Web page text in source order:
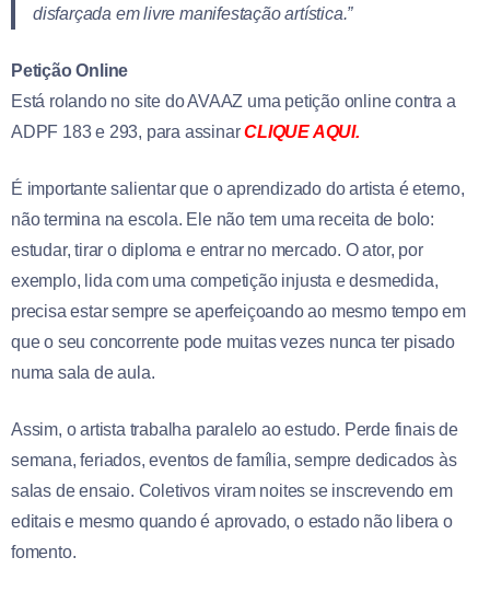
disfarçada em livre manifestação artística.”
Petição Online
Está rolando no site do AVAAZ uma petição online contra a
ADPF 183 e 293, para assinarCLIQUE AQUI.
É importante salientar que o aprendizado do artista é eterno,
não termina na escola. Ele não tem uma receita de bolo:
estudar, tirar o diploma e entrar no mercado. O ator, por
exemplo, lida com uma competição injusta e desmedida,
precisa estar sempre se aperfeiçoando ao mesmo tempo em
que o seu concorrente pode muitas vezes nunca ter pisado
numa sala de aula.
Assim, o artista trabalha paralelo ao estudo. Perde finais de
semana, feriados, eventos de família, sempre dedicados às
salas de ensaio. Coletivos viram noites se inscrevendo em
editais e mesmo quando é aprovado, o estado não libera o
fomento.